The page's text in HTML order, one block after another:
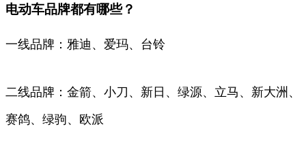
电动车品牌都有哪些？
一线品牌：雅迪、爱玛、台铃
二线品牌：金箭、小刀、新日、绿源、立马、新大洲、
赛鸽、绿驹、欧派